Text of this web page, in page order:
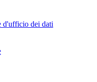
d'ufficio dei dati